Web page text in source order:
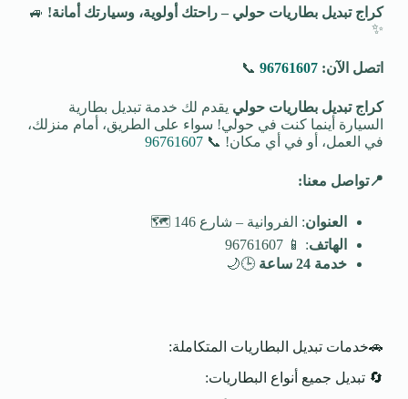
كراج تبديل بطاريات حولي – راحتك أولوية، وسيارتك أمانة!
🚙
✨
اتصل الآن: 96761607
📞
كراج تبديل بطاريات حولي يقدم لك خدمة تبديل بطارية
السيارة أينما كنت في حولي! سواء على الطريق، أمام منزلك،
في العمل، أو في أي مكان! 📞 96761607
📍تواصل معنا:
العنوان: الفروانية – شارع 146 🗺️
الهاتف: 📱 96761607
خدمة 24 ساعة
🕒🌙
🚗خدمات تبديل البطاريات المتكاملة:
🔄 تبديل جميع أنواع البطاريات: